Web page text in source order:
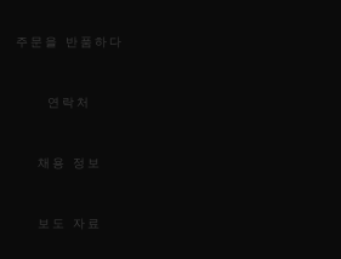
주문을 반품하다
연락처
채용 정보
보도 자료